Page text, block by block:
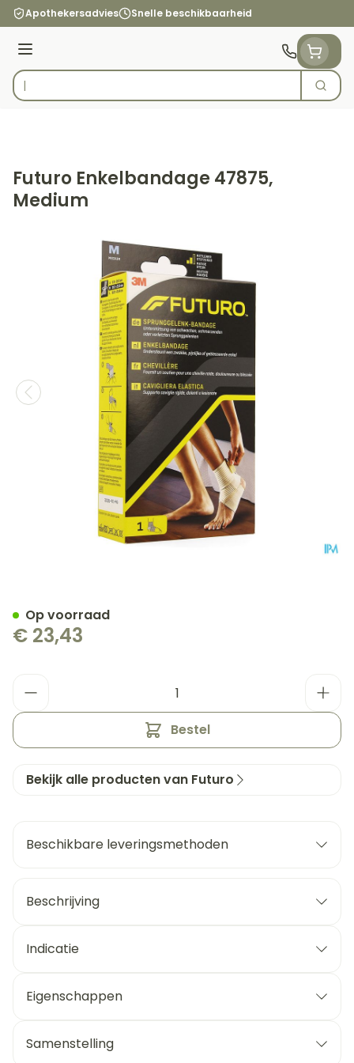
Ga naar de inhoud
Apothekersadvies Snelle beschikbaarheid
Menu
Product, merk, categorie...
Zoek
Futuro Enkelbandage 47875,
Medium
€ 23,43
Bestel
Op voorraad
Bekijk alle producten van Futuro
Beschikbare leveringsmethoden
Beschrijving
Indicatie
Eigenschappen
Samenstelling